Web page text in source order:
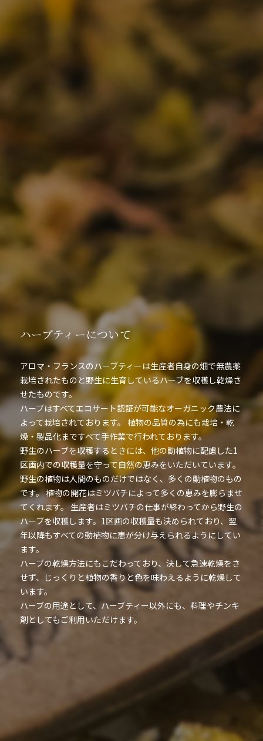
ハーブティーについて
アロマ・フランスのハーブティーは生産者自身の畑で無農薬
栽培されたものと野生に生育しているハーブを収穫し乾燥さ
せたものです。
ハーブはすべてエコサート認証が可能なオーガニック農法に
よって栽培されております。 植物の品質の為にも栽培・乾
燥・製品化まですべて手作業で行われております。
野生のハーブを収穫するときには、他の動植物に配慮した1
区画内での収穫量を守って自然の恵みをいただいています。
野生の植物は人間のものだけではなく、多くの動植物のもの
です。 植物の開花はミツバチによって多くの恵みを膨らませ
てくれます。 生産者はミツバチの仕事が終わってから野生の
ハーブを収穫します。1区画の収穫量も決められており、翌
年以降もすべての動植物に恵が分け与えられるようにしてい
ます。
ハーブの乾燥方法にもこだわっており、決して急速乾燥をさ
せず、じっくりと植物の香りと色を味わえるように乾燥して
います。
ハーブの用途として、ハーブティー以外にも、料理やチンキ
剤としてもご利用いただけます。